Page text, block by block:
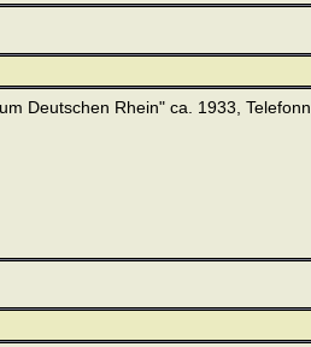
Deutschen Rhein" ca. 1933,